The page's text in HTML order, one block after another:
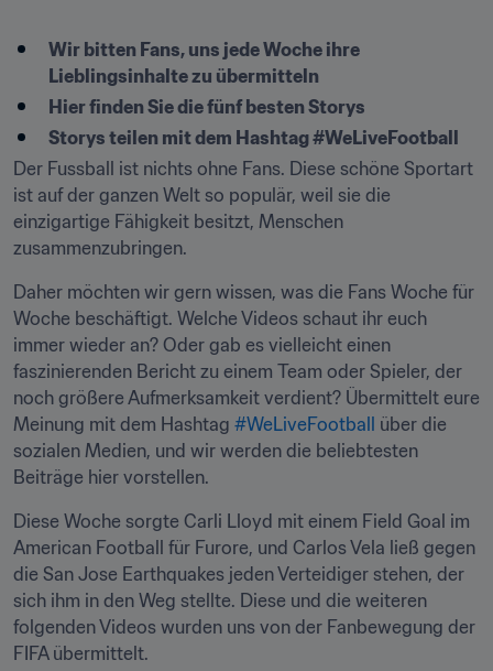
Wir bitten Fans, uns jede Woche ihre
Lieblingsinhalte zu übermitteln
Hier finden Sie die fünf besten Storys
Storys teilen mit dem Hashtag #WeLiveFootball
Der Fussball ist nichts ohne Fans. Diese schöne Sportart
ist auf der ganzen Welt so populär, weil sie die
einzigartige Fähigkeit besitzt, Menschen
zusammenzubringen.
Daher möchten wir gern wissen, was die Fans Woche für
Woche beschäftigt. Welche Videos schaut ihr euch
immer wieder an? Oder gab es vielleicht einen
faszinierenden Bericht zu einem Team oder Spieler, der
noch größere Aufmerksamkeit verdient? Übermittelt eure
Meinung mit dem Hashtag #WeLiveFootball
über die
sozialen Medien, und wir werden die beliebtesten
Beiträge hier vorstellen.
Diese Woche sorgte Carli Lloyd mit einem Field Goal im
American Football für Furore, und Carlos Vela ließ gegen
die San Jose Earthquakes jeden Verteidiger stehen, der
sich ihm in den Weg stellte. Diese und die weiteren
folgenden Videos wurden uns von der Fanbewegung der
FIFA übermittelt.